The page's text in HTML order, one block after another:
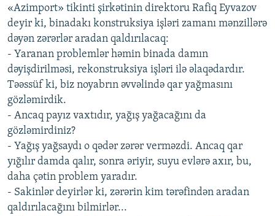
«Azimport» tikinti şirkətinin direktoru Rafiq Eyvazov
deyir ki, binadakı konstruksiya işləri zamanı mənzillərə
dəyən zərərlər aradan qaldırılacaq:
- Yaranan problemlər həmin binada damın
dəyişdirilməsi, rekonstruksiya işləri ilə əlaqədardır.
Təəssüf ki, biz noyabrın əvvəlində qar yağmasını
gözləmirdik.
- Ancaq payız vaxtıdır, yağış yağacağını da
gözləmirdiniz?
- Yağış yağsaydı o qədər zərər verməzdi. Ancaq qar
yığılır damda qalır, sonra əriyir, suyu evlərə axır, bu,
daha çətin problem yaradır.
- Sakinlər deyirlər ki, zərərin kim tərəfindən aradan
qaldırılacağını bilmirlər...